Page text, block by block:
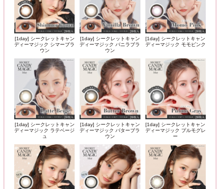
[1day] シークレットキャン
ディーマジック シマーブラ
ウン
[1day] シークレットキャン
ディーマジック バニラブラ
ウン
[1day] シークレットキャン
ディーマジック モモピンク
[1day] シークレットキャン
ディーマジック ラテベージ
ュ
[1day] シークレットキャン
ディーマジック バターブラ
ウン
[1day] シークレットキャン
ディーマジック プルモグレ
ー